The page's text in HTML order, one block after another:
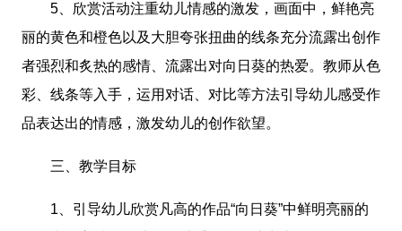
5、欣赏活动注重幼儿情感的激发，画面中，鲜艳亮
丽的黄色和橙色以及大胆夸张扭曲的线条充分流露出创作
者强烈和炙热的感情、流露出对向日葵的热爱。教师从色
彩、线条等入手，运用对话、对比等方法引导幼儿感受作
品表达出的情感，激发幼儿的创作欲望。
三、教学目标
1、引导幼儿欣赏凡高的作品“向日葵”中鲜明亮丽的